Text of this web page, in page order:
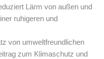
Lärm von außen und
ruhigeren und
von umweltfreundlichen
zum Klimaschutz und